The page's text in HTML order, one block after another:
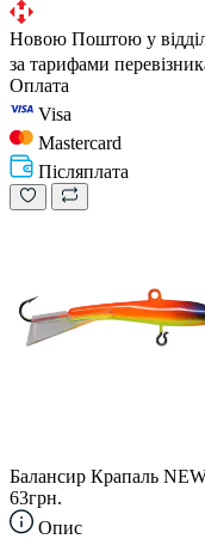
Новою Поштою у
за тарифами
Оплата
Visa
Mastercard
Післяплата
Балансир Крапаль
63грн.
Опис